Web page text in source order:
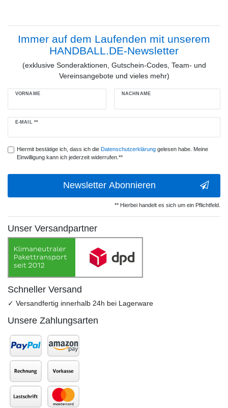
Immer auf dem Laufenden mit unserem
HANDBALL.DE-Newsletter
(exklusive Sonderaktionen, Gutschein-Codes, Team- und
Vereinsangebote und vieles mehr)
VORNAME NACHNAME
E-MAIL **
Newsletter
Hiermit bestätige ich, dass ich die Daten­schutz­erklärunggelesen habe. Meine
Einwilligung kann ich jederzeit widerrufen.**
Newsletter Abonnieren
** Hierbei handelt es sich um ein Pflichtfeld.
Unser Versandpartner
Schneller Versand
✓ Versandfertig innerhalb 24h bei Lagerware
Unsere Zahlungsarten